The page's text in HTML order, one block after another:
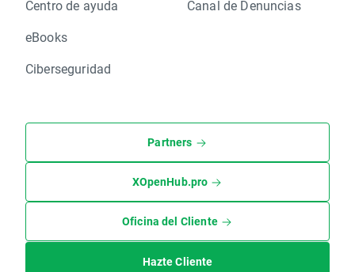
Centro de ayuda
eBooks
Ciberseguridad
Canal de Denuncias
Partners
XOpenHub.pro
Oficina del Cliente
Hazte Cliente